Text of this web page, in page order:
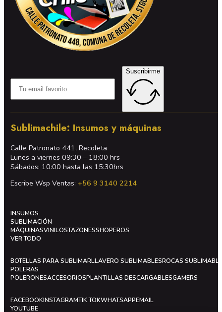
Suscribirme
Sublimachile: Insumos y máquinas
Calle Patronato 441, Recoleta
Lunes a viernes 09:30 – 18:00 hrs
Sábados: 10:00 hasta las 15:30hrs
Escribe Wsp Ventas:+56 9 3140 2214
INSUMOS
SUBLIMACIÓN
MÁQUINASVINILOSTAZONESSHOPEROS
VER TODO
BOTELLAS PARA SUBLIMARLLAVERO SUBLIMABLESROCAS
POLERAS
POLERONESACCESORIOSPLANTILLAS DESCARGABLESGAMERS
FACEBOOKINSTAGRAMTIK TOKWHATSAPPEMAIL
YOUTUBE